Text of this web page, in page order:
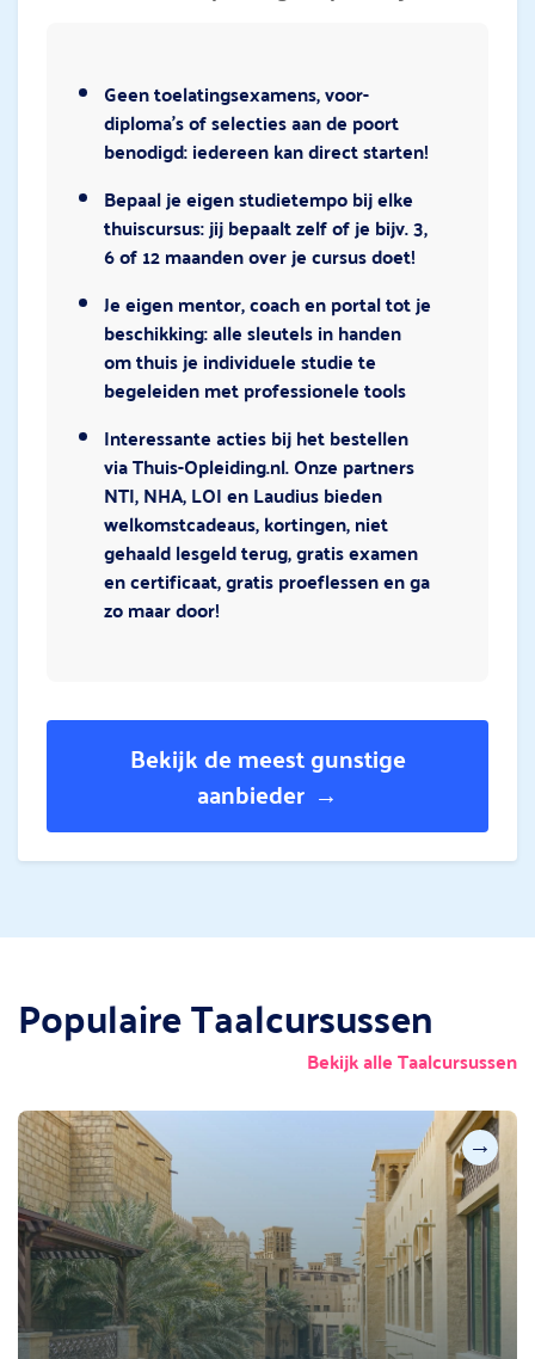
Geen toelatingsexamens, voor-
diploma’s of selecties aan de poort
benodigd: iedereen kan direct starten!
Bepaal je eigen studietempo bij elke
thuiscursus: jij bepaalt zelf of je bijv. 3,
6 of 12 maanden over je cursus doet!
Je eigen mentor, coach en portal tot je
beschikking: alle sleutels in handen
om thuis je individuele studie te
begeleiden met professionele tools
Interessante acties bij het bestellen
via Thuis-Opleiding.nl. Onze partners
NTI, NHA, LOI en Laudius bieden
welkomstcadeaus, kortingen, niet
gehaald lesgeld terug, gratis examen
en certificaat, gratis proeflessen en ga
zo maar door!
Bekijk de meest gunstige
aanbieder
Populaire Taalcursussen
Bekijk alle Taalcursussen
→